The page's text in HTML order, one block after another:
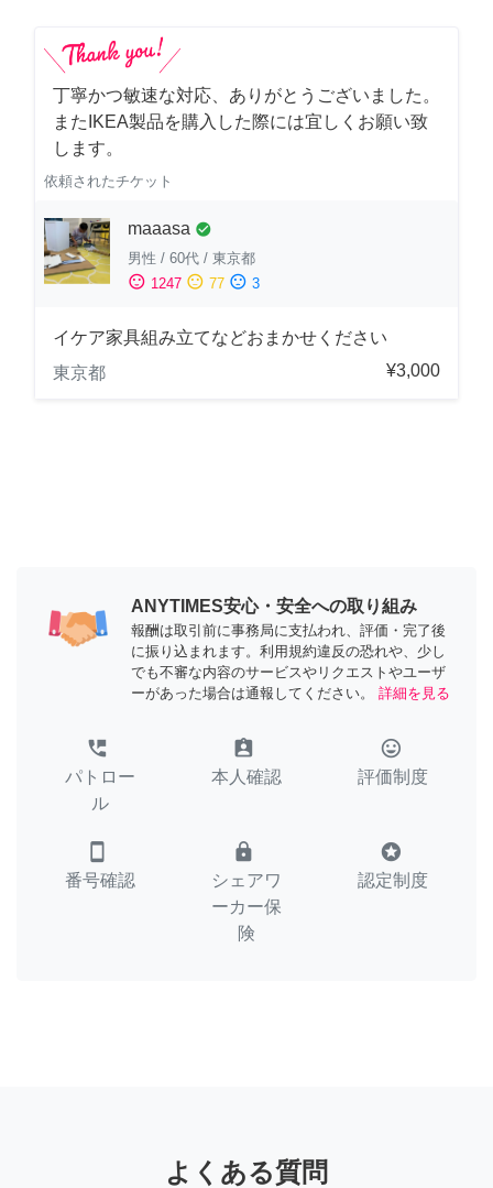
丁寧かつ敏速な対応、ありがとうございました。
またIKEA製品を購入した際には宜しくお願い致
します。
依頼されたチケット
maaasa check_circle
男性 / 60代 / 東京都
sentiment_satisfied 1247 sentiment_neutral 77 sentiment_dissatisfied 3
イケア家具組み立てなどおまかせください
東京都
¥3,000
ANYTIMES安心・安全への取り組み
報酬は取引前に事務局に支払われ、評価・完了後
に振り込まれます。利用規約違反の恐れや、少し
でも不審な内容のサービスやリクエストやユーザ
ーがあった場合は通報してください。
詳細を見る
perm_phone_msg
パトロー
ル
assignment_ind
本人確認
tag_faces
評価制度
smartphone
番号確認
lock
シェアワ
ーカー保
険
stars
認定制度
よくある質問